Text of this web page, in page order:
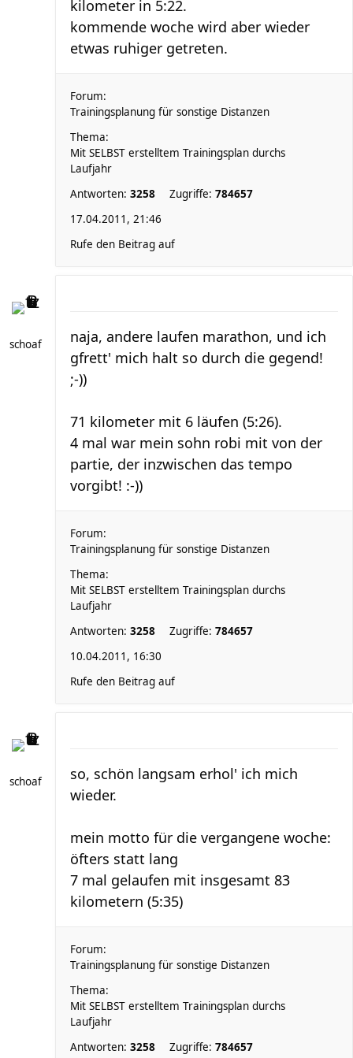
kilometer in 5:22.
kommende woche wird aber wieder
etwas ruhiger getreten.
Forum:
Trainingsplanung für sonstige Distanzen
Thema:
Mit SELBST erstelltem Trainingsplan durchs
Laufjahr
Antworten: 3258 Zugriffe: 784657
17.04.2011, 21:46
Rufe den Beitrag auf
schoaf
naja, andere laufen marathon, und ich
gfrett' mich halt so durch die gegend!
;-))
71 kilometer mit 6 läufen (5:26).
4 mal war mein sohn robi mit von der
partie, der inzwischen das tempo
vorgibt! :-))
Forum:
Trainingsplanung für sonstige Distanzen
Thema:
Mit SELBST erstelltem Trainingsplan durchs
Laufjahr
Antworten: 3258 Zugriffe: 784657
10.04.2011, 16:30
Rufe den Beitrag auf
schoaf
so, schön langsam erhol' ich mich
wieder.
mein motto für die vergangene woche:
öfters statt lang
7 mal gelaufen mit insgesamt 83
kilometern (5:35)
Forum:
Trainingsplanung für sonstige Distanzen
Thema:
Mit SELBST erstelltem Trainingsplan durchs
Laufjahr
Antworten: 3258 Zugriffe: 784657